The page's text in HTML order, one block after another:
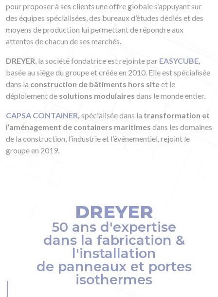
pour proposer à ses clients une offre globale s’appuyant sur
des équipes spécialisées, des bureaux d’études dédiés et des
moyens de production lui permettant de répondre aux
attentes de chacun de ses marchés.
DREYER, la société fondatrice est rejointe par EASYCUBE,
basée au siège du groupe et créée en 2010. Elle est spécialisée
dans la construction de bâtiments hors siteet le
déploiement de solutions modulaires dans le monde entier.
CAPSA CONTAINER, spécialisée dans la transformation et
l’aménagement de containers maritimes dans les domaines
de la construction, l’industrie et l’événementiel, rejoint le
groupe en 2019.
DREYER
50 ans d'expertise
dans la fabrication &
l'installation
de panneaux et portes
isothermes